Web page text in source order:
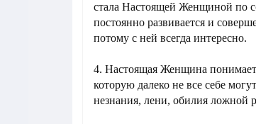
стала Настоящей Женщиной по
постоянно развивается и
потому с ней всегда интересно.
4. Настоящая Женщина
которую далеко не все себе
незнания, лени, обилия ложной